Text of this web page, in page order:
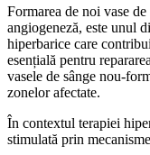
Formarea de noi vase
angiogeneză, este unul
hiperbarice care
esențială pentru
vasele de sânge nou-
zonelor afectate.
În contextul terapiei
stimulată prin